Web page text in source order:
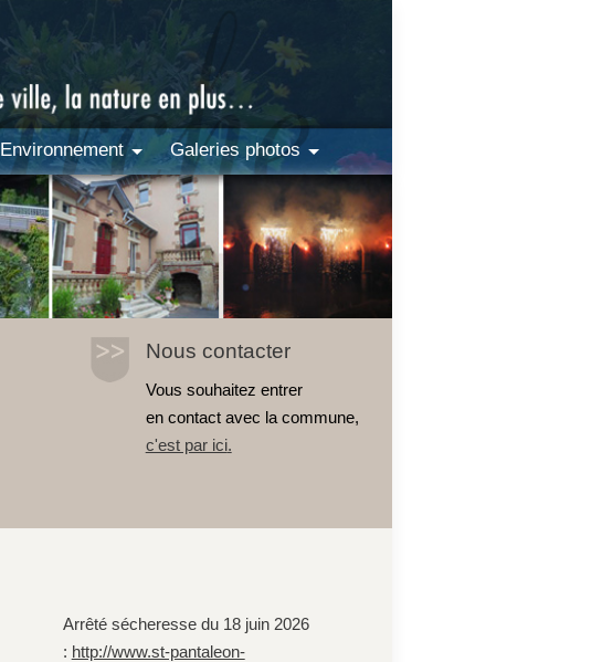
Environnement Galeries photos
Nous contacter
Vous souhaitez entrer
en contact avec la commune,
c'est par ici.
Arrêté sécheresse du 18 juin 2026
: http://www.st-pantaleon-